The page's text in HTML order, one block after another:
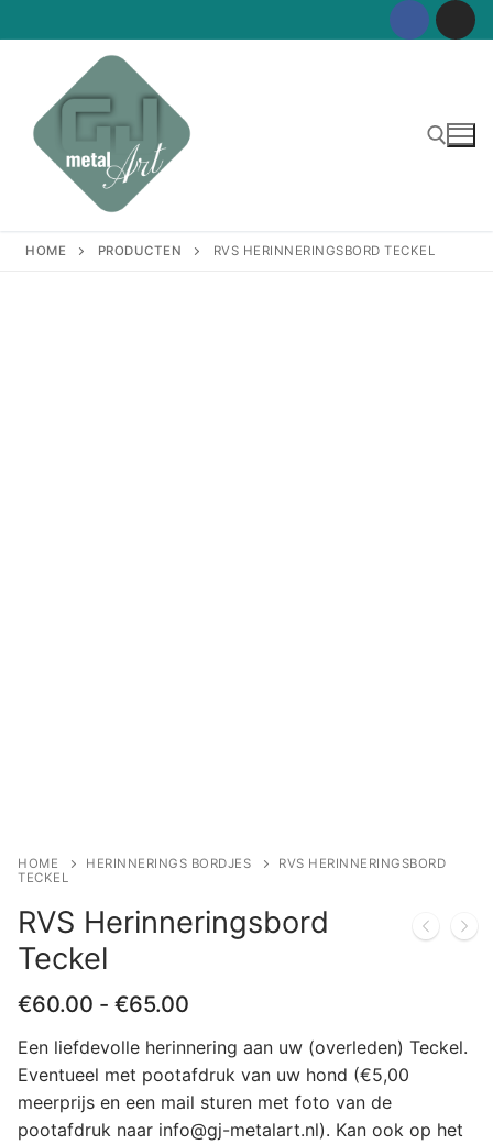
naar
HOME PRODUCTEN RVS HERINNERINGSBORD TECKEL
HOME HERINNERINGS BORDJES
RVS HERINNERINGSBORD
TECKEL
RVS Herinneringsbord
Teckel
€60.00 - €65.00
tot
€65.00
Een liefdevolle herinnering aan uw (overleden) Teckel.
Eventueel met pootafdruk van uw hond (€5,00
meerprijs en een mail sturen met foto van de
pootafdruk naar info@gj-metalart.nl). Kan ook op het